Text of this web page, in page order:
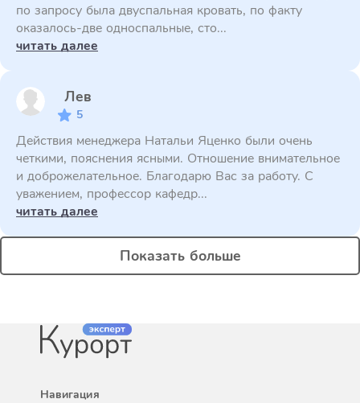
по запросу была двуспальная кровать, по факту
оказалось-две односпальные, сто...
читать далее
Лев
5
Действия менеджера Натальи Яценко были очень
четкими, пояснения ясными. Отношение внимательное
и доброжелательное. Благодарю Вас за работу. С
уважением, профессор кафедр...
читать далее
Показать больше
Навигация